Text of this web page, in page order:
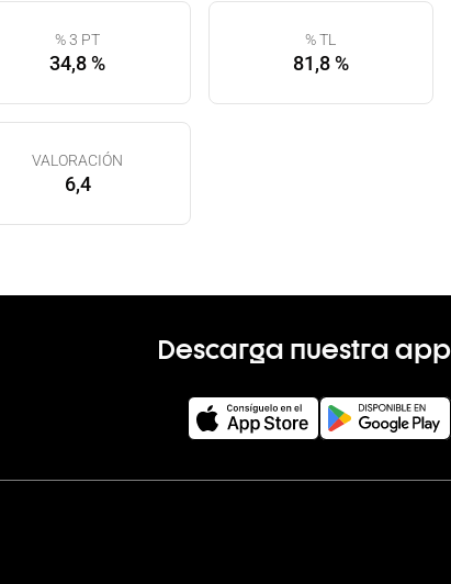
% 3 PT
34,8 %
% TL
81,8 %
VALORACIÓN
6,4
Descarga nuestra app